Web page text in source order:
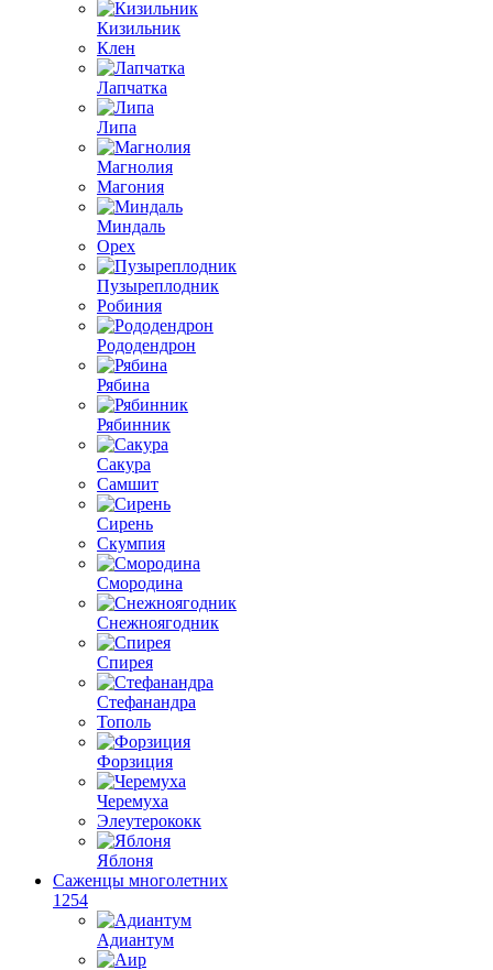
Кизильник
Клен
Лапчатка
Липа
Магнолия
Магония
Миндаль
Орех
Пузыреплодник
Робиния
Рододендрон
Рябина
Рябинник
Сакура
Самшит
Сирень
Скумпия
Смородина
Снежноягодник
Спирея
Стефанандра
Тополь
Форзиция
Черемуха
Элеутерококк
Яблоня
Саженцы многолетних
1254
Адиантум